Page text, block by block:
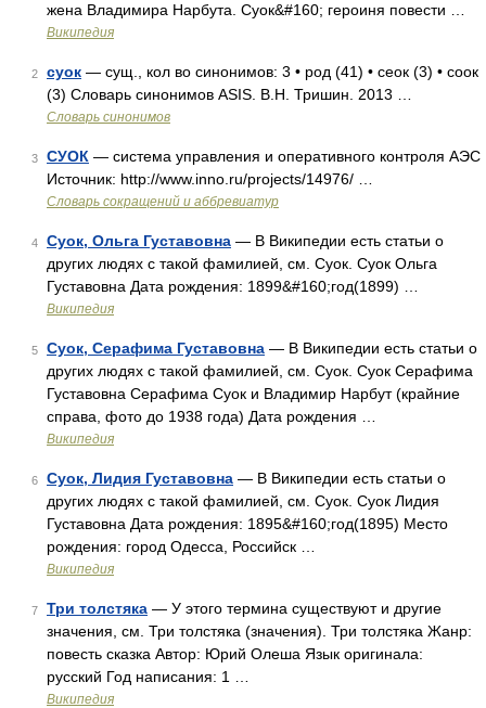
жена Владимира Нарбута. Суок&#160; героиня повести …
Википедия
2 суок — сущ., кол во синонимов: 3 • род (41) • сеок (3) • соок
(3) Словарь синонимов ASIS. В.Н. Тришин. 2013 …
Словарь синонимов
3 СУОК — система управления и оперативного контроля АЭС
Источник: http://www.inno.ru/projects/14976/ …
Словарь сокращений и аббревиатур
4 Суок, Ольга Густавовна — В Википедии есть статьи о
других людях с такой фамилией, см. Суок. Суок Ольга
Густавовна Дата рождения: 1899&#160;год(1899) …
Википедия
5 Суок, Серафима Густавовна — В Википедии есть статьи о
других людях с такой фамилией, см. Суок. Суок Серафима
Густавовна Серафима Суок и Владимир Нарбут (крайние
справа, фото до 1938 года) Дата рождения …
Википедия
6 Суок, Лидия Густавовна — В Википедии есть статьи о
других людях с такой фамилией, см. Суок. Суок Лидия
Густавовна Дата рождения: 1895&#160;год(1895) Место
рождения: город Одесса, Российск …
Википедия
7 Три толстяка — У этого термина существуют и другие
значения, см. Три толстяка (значения). Три толстяка Жанр:
повесть сказка Автор: Юрий Олеша Язык оригинала:
русский Год написания: 1 …
Википедия